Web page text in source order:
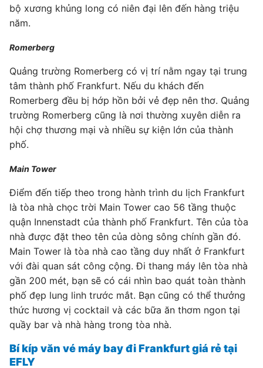
bộ xương khủng long có niên đại lên đến hàng triệu
năm.
Romerberg
Quảng trường Romerberg có vị trí nằm ngay tại trung
tâm thành phố Frankfurt. Nếu du khách đến
Romerberg đều bị hớp hồn bởi vẻ đẹp nên thơ. Quảng
trường Romerberg cũng là nơi thường xuyên diễn ra
hội chợ thương mại và nhiều sự kiện lớn của thành
phố.
Main Tower
Điểm đến tiếp theo trong hành trình du lịch Frankfurt
là tòa nhà chọc trời Main Tower cao 56 tầng thuộc
quận Innenstadt của thành phố Frankfurt. Tên của tòa
nhà được đặt theo tên của dòng sông chính gần đó.
Main Tower là tòa nhà cao tầng duy nhất ở Frankfurt
với đài quan sát công cộng. Đi thang máy lên tòa nhà
gần 200 mét, bạn sẽ có cái nhìn bao quát toàn thành
phố đẹp lung linh trước mắt. Bạn cũng có thể thưởng
thức hương vị cocktail và các bữa ăn thơm ngon tại
quầy bar và nhà hàng trong tòa nhà.
Bí kíp văn vé máy bay đi Frankfurt giá rẻ tại
EFLY